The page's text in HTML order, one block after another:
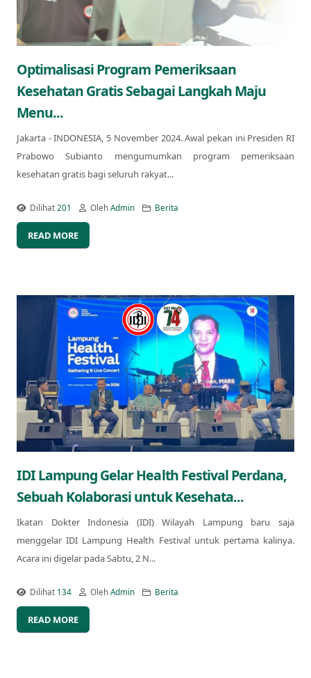
Optimalisasi Program Pemeriksaan
Kesehatan Gratis Sebagai Langkah Maju
Menu...
Jakarta - INDONESIA, 5 November 2024. Awal pekan ini Presiden RI
Prabowo Subianto mengumumkan program pemeriksaan
kesehatan gratis bagi seluruh rakyat...
Dilihat201 OlehAdmin Berita
READ MORE
IDI Lampung Gelar Health Festival Perdana,
Sebuah Kolaborasi untuk Kesehata...
Ikatan Dokter Indonesia (IDI) Wilayah Lampung baru saja
menggelar IDI Lampung Health Festival untuk pertama kalinya.
Acara ini digelar pada Sabtu, 2 N...
Dilihat 134 OlehAdmin Berita
READ MORE